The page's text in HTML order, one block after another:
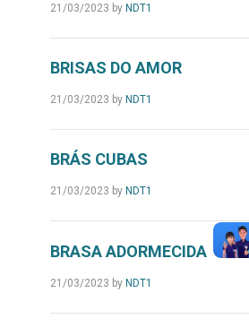
21/03/2023 by NDT1
BRISAS DO AMOR
21/03/2023 by NDT1
BRÁS CUBAS
21/03/2023 by NDT1
BRASA ADORMECIDA
21/03/2023 by NDT1